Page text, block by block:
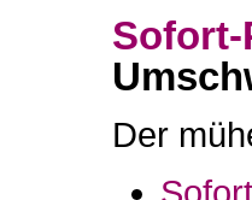
Sofort-
Der